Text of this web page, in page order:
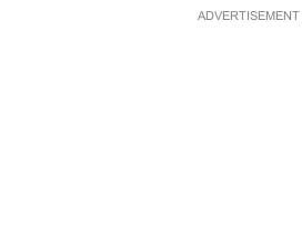
ADVERTISEMENT